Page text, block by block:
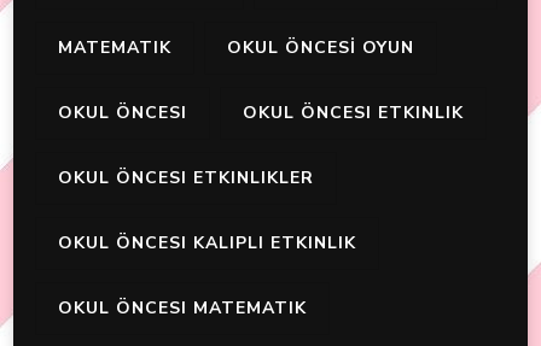
MATEMATIK OKUL ÖNCESİ OYUN
OKUL ÖNCESI OKUL ÖNCESI ETKINLIK
OKUL ÖNCESI ETKINLIKLER
OKUL ÖNCESI KALIPLI ETKINLIK
OKUL ÖNCESI MATEMATIK